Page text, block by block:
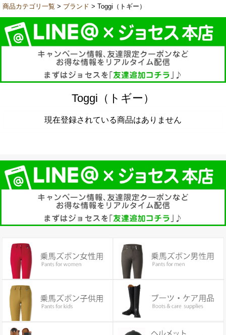
商品カテゴリ一覧 > ブランド > Toggi（トギー）
Toggi（トギー）
現在登録されている商品はありません